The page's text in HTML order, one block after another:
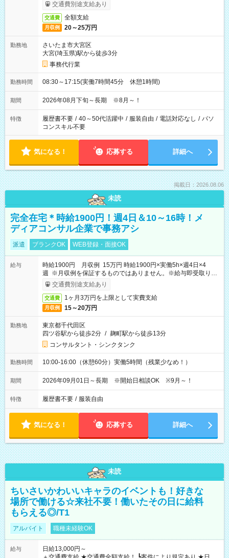
交通費別途支給あり
交通費 全額支給
月収例 20～25万円
勤務地
さいたま市大宮区
大宮(埼玉県)駅から徒歩3分
事務代行業
勤務時間 08:30～17:15(実働7時間45分 休憩1時間)
期間 2026年08月下旬～長期 ※8月～！
特徴 履歴書不要 / 40～50代活躍中 / 服装自由 / 電話対応なし / パソ
コンスキル不要
気になる！ 応募する 詳細へ
掲載日：2026.08.06
未読
完全在宅＊時給1900円！週4日＆10～16時！メ
ディアコンサル企業で事務アシ
派遣 ブランクOK WEB登録・面接OK
給与
時給1900円 月収例 15万円 時給1900円×実働5h×週4日×4
週 ※月収例を保証するものではありません。※給与即受取りサ
ービス利用可（利用条件有）
交通費別途支給あり
交通費 1ヶ月3万円を上限として実費支給
月収例 15～20万円
勤務地
東京都千代田区
四ツ谷駅から徒歩2分 / 麹町駅から徒歩13分
コンサルタント・シンクタンク
勤務時間 10:00-16:00（休憩60分）実働5時間（残業少なめ！）
期間 2026年09月01日～長期 ※開始日相談OK ※9月～！
特徴 履歴書不要 / 服装自由
気になる！ 応募する 詳細へ
未読
ちいさいかわいいキャラのイベントも！好きな
場所で働ける☆来社不要！働いたその日に給料
もらえる◎/T1
アルバイト 職種未経験OK
給与
日給13,000円～